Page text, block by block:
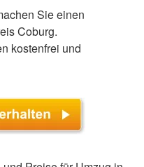
Sie einen
Coburg.
kostenfrei und